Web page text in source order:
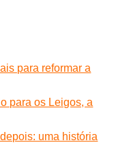
para reformar a
para os Leigos, a
uma história